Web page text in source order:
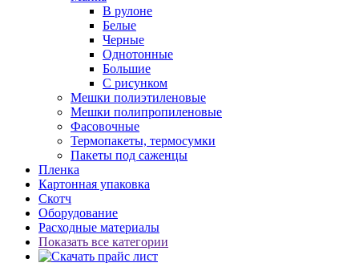
В рулоне
Белые
Черные
Однотонные
Большие
С рисунком
Мешки полиэтиленовые
Мешки полипропиленовые
Фасовочные
Термопакеты, термосумки
Пакеты под саженцы
Пленка
Картонная упаковка
Скотч
Оборудование
Расходные материалы
Показать все категории